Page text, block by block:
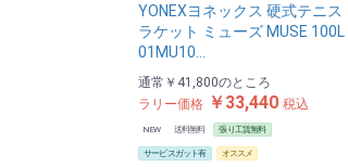
YONEXヨネックス 硬式テニス
ラケット ミューズ MUSE 100L
01MU10…
通常 ￥41,800のところ
ラリー価格 ￥33,440 税込
NEW 送料無料 張り工賃無料
サービスガット有 オススメ